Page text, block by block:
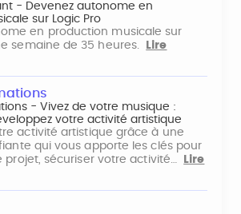
- Devenez autonome en
sur Logic Pro
en production musicale sur
semaine de 35 heures.
Lire
- Vivez de votre musique :
votre activité artistique
activité artistique grâce à une
qui vous apporte les clés pour
projet, sécuriser votre activité…
Lire